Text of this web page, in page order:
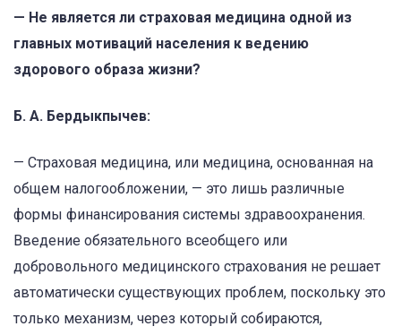
— Не является ли страховая медицина одной из
главных мотиваций населения к ведению
здорового образа жизни?
Б. А. Бердыкпычев:
— Страховая медицина, или медицина, основанная на
общем налогообложении, — это лишь различные
формы финансирования системы здравоохранения.
Введение обязательного всеобщего или
добровольного медицинского страхования не решает
автоматически существующих проблем, поскольку это
только механизм, через который собираются,